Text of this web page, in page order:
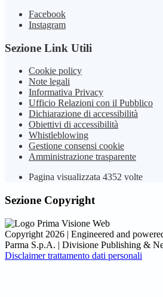
Facebook
Instagram
Sezione Link Utili
Cookie policy
Note legali
Informativa Privacy
Ufficio Relazioni con il Pubblico
Dichiarazione di accessibilità
Obiettivi di accessibilità
Whistleblowing
Gestione consensi cookie
Amministrazione trasparente
Pagina visualizzata 4352 volte
Sezione Copyright
Copyright 2026 | Engineered and
Parma S.p.A. | Divisione Publishing &
Disclaimer trattamento dati personali